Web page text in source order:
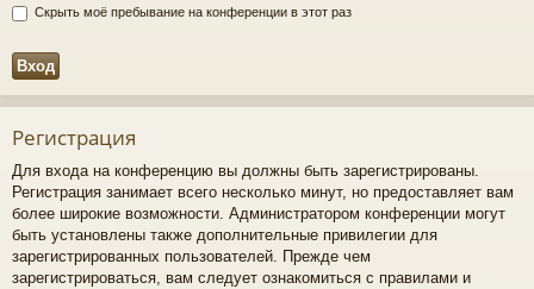
Скрыть моё пребывание на конференции в этот раз
Регистрация
Для входа на конференцию вы должны быть зарегистрированы.
Регистрация занимает всего несколько минут, но предоставляет вам
более широкие возможности. Администратором конференции могут
быть установлены также дополнительные привилегии для
зарегистрированных пользователей. Прежде чем
зарегистрироваться, вам следует ознакомиться с правилами и